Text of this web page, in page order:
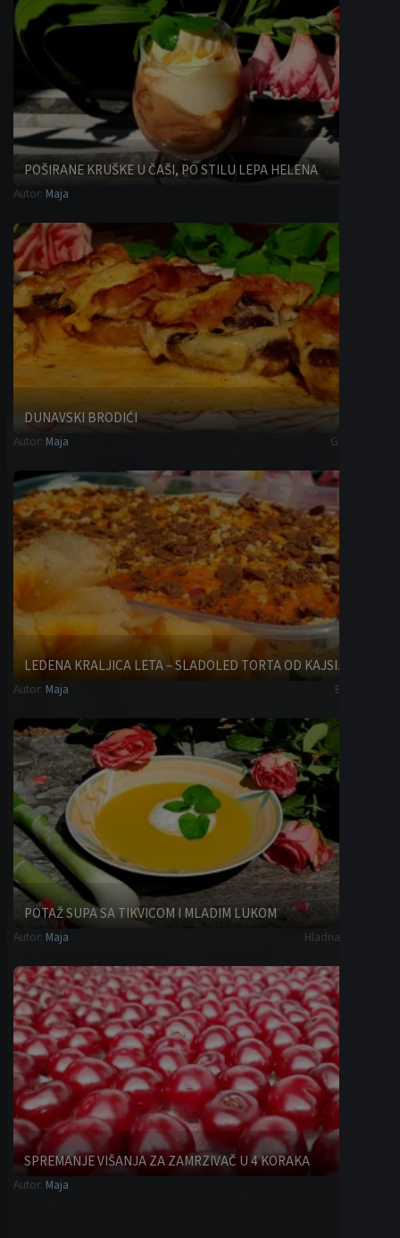
POŠIRANE KRUŠKE U ČAŠI, PO STILU LEPA HELENA
Autor: Maja
DUNAVSKI BRODIĆI
Autor: Maja Glavna jela
LEDENA KRALJICA LETA – SLADOLED TORTA OD KAJSIJA
Autor: Maja Brze torte
POTAŽ SUPA SA TIKVICOM I MLADIM LUKOM
Autor: Maja Hladna predjela
SPREMANJE VIŠANJA ZA ZAMRZIVAČ U 4 KORAKA
Autor: Maja